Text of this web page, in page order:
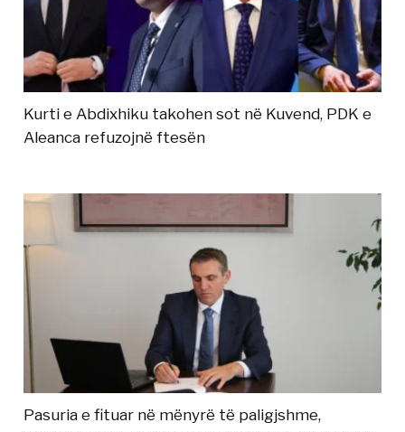
Kurti e Abdixhiku takohen sot në Kuvend, PDK e
Aleanca refuzojnë ftesën
Pasuria e fituar në mënyrë të paligjshme,